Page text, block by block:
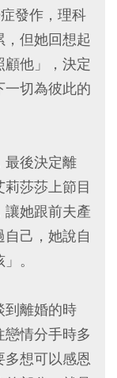
發作，理科
但她回想起
他」，決定
一切為彼此的
最後決定離
莎莎上節目
讓她跟前夫產
己，她說自
。
到離婚的時
情分手時多
想可以感恩